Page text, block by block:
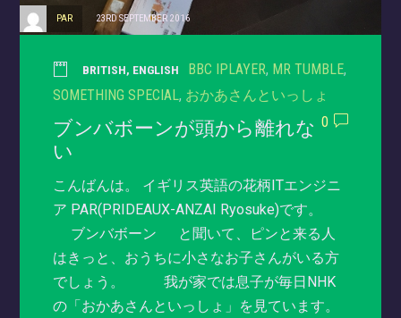
PAR 23RD SEPTEMBER 2016
BRITISH, ENGLISH BBC IPLAYER, MR TUMBLE,
SOMETHING SPECIAL, おかあさんといっしょ
0
ブンバボーンが頭から離れな
い
こんばんは。 イギリス英語の花柄ITエンジニ
ア PAR(PRIDEAUX-ANZAI Ryosuke)です。
ブンバボーン と聞いて、ピンと来る人
はきっと、おうちに小さなお子さんがいる方
でしょう。 我が家では息子が毎日NHK
の「おかあさんといっしょ」を見ています。